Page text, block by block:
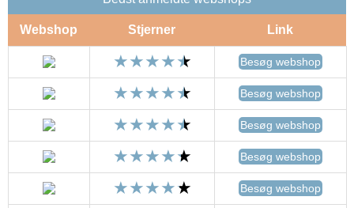
Webshop Stjerner Link
Besøg webshop
Besøg webshop
Besøg webshop
Besøg webshop
Besøg webshop